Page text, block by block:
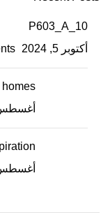
P603_A_10
أكتوبر 5, 2024
homes
أغسطس 27,
أغسطس 27,